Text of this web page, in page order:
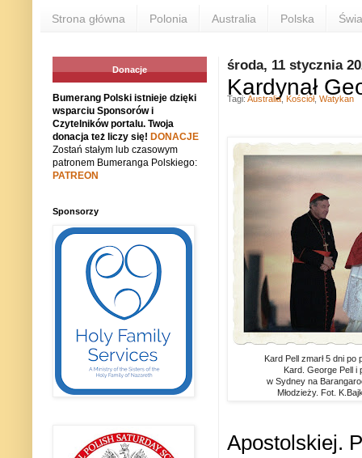
Strona główna Polonia Australia Polska
środa, 11 stycznia
Kardynał
Kard Pell zmarł 5 dni
Kard. George Pell i
w Sydney na
Młodzieży. Fot.
Apostolskiej.
Tagi: Australia, Kościół, Watykan
Donacje
Bumerang Polski istnieje dzięki
wsparciu Sponsorów i
Czytelników portalu. Twoja
donacja też liczy się! DONACJE
Zostań stałym lub czasowym
patronem Bumeranga Polskiego:
PATREON
Sponsorzy